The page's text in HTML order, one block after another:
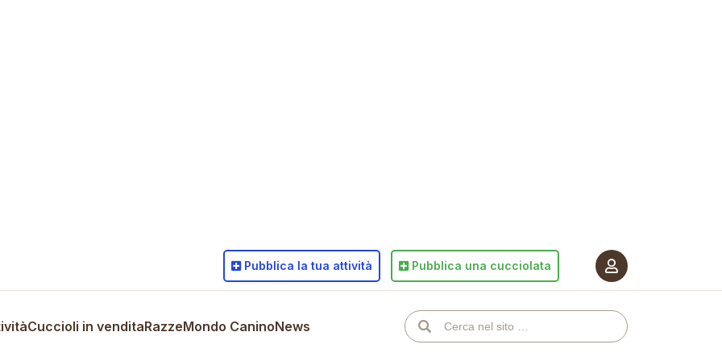
Cuccioli in venditaRazzeMondo CaninoNews
Pubblica la tua attività Pubblica una cucciolata